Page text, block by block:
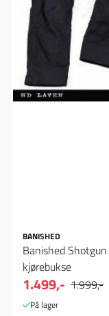
BANISHED
Banished Shotgun
kjørebukse
1.499,- 1.999,-
På lager